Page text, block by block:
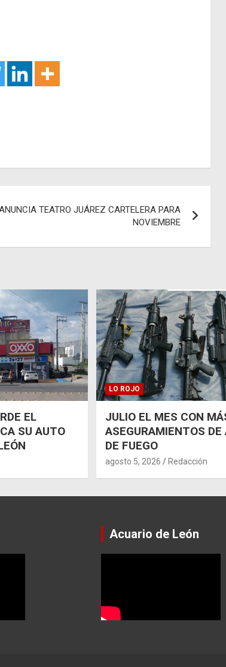
TEATRO JUÁREZ CARTELERA PARA
NOVIEMBRE
EL
SU AUTO
LO ROJO
JULIO EL MES CON
ASEGURAMIENTOS DE
DE FUEGO
agosto 5, 2026 Redacción
Acuario de León